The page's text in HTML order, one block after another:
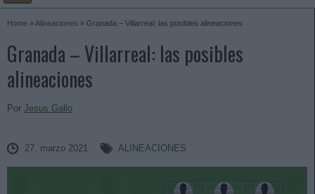
Home »Alineaciones » Granada – Villarreal: las posibles alineaciones
Granada – Villarreal: las posibles
alineaciones
Por Jesus Gallo
27. marzo 2021 ALINEACIONES